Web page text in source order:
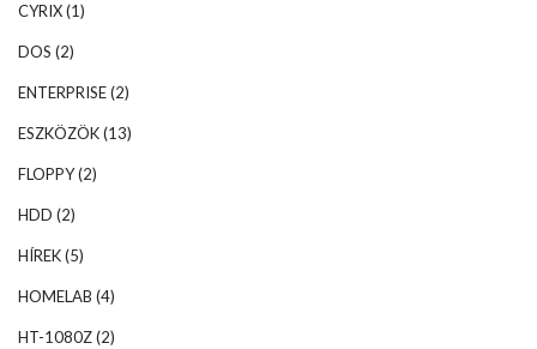
CYRIX(1)
DOS (2)
ENTERPRISE(2)
ESZKÖZÖK(13)
FLOPPY(2)
HDD (2)
HÍREK(5)
HOMELAB (4)
HT-1080Z(2)